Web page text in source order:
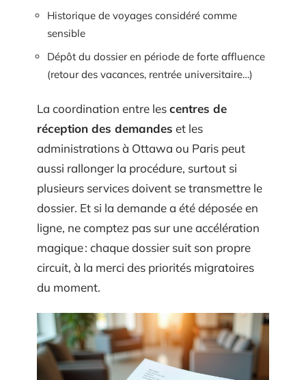
Historique de voyages considéré comme
sensible
Dépôt du dossier en période de forte affluence
(retour des vacances, rentrée universitaire…)
La coordination entre lescentres de
réception des demandes et les
administrations à Ottawa ou Paris peut
aussi rallonger la procédure, surtout si
plusieurs services doivent se transmettre le
dossier. Et si la demande a été déposée en
ligne, ne comptez pas sur une accélération
magique : chaque dossier suit son propre
circuit, à la merci des priorités migratoires
du moment.